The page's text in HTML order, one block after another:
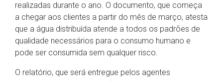
realizadas durante o ano. O documento, que começa
a chegar aos clientes a partir do mês de março, atesta
que a água distribuída atende a todos os padrões de
qualidade necessários para o consumo humano e
pode ser consumida sem qualquer risco.
O relatório, que será entregue pelos agentes